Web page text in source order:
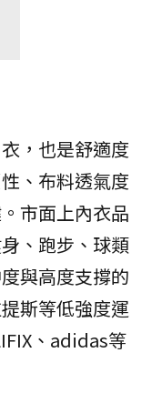
，也是舒適度
、布料透氣度
市面上內衣品
、跑步、球類
與高度支撐的
斯等低強度運
、adidas等